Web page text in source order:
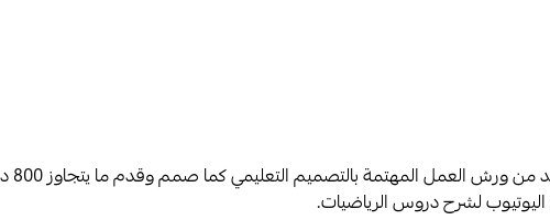
اليوتيوب لشرح دروس الرياضيات.